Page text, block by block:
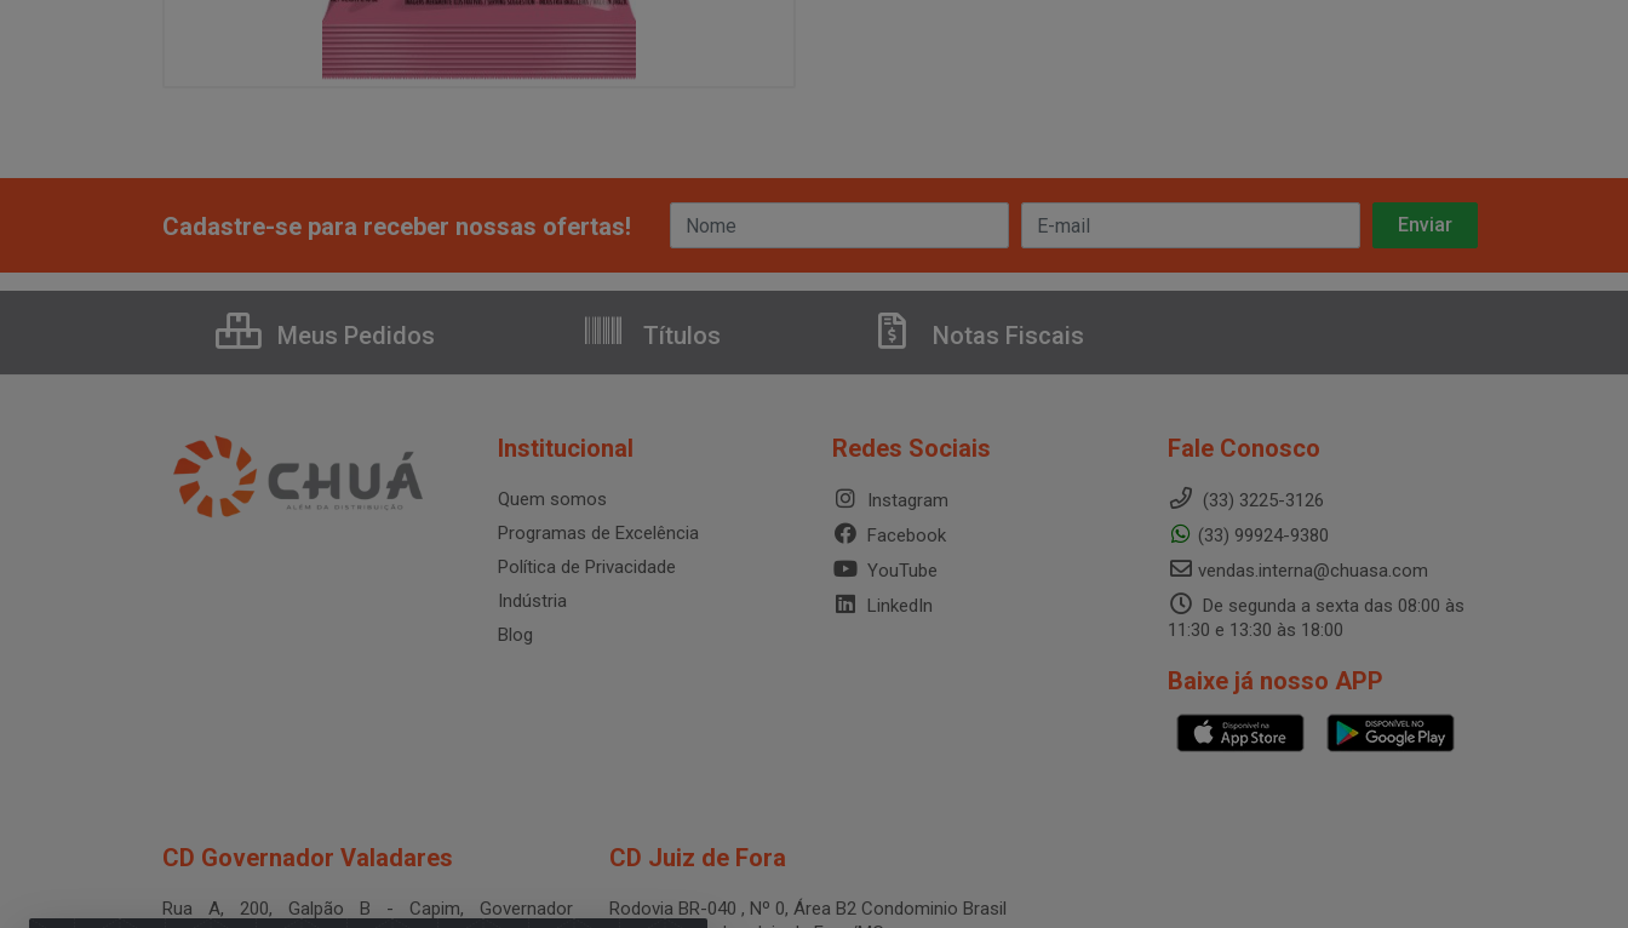
Cadastre-se para receber nossas ofertas!
Meus Pedidos Títulos Notas Fiscais
Institucional
Quem somos
Programas de Excelência
Política de Privacidade
Indústria
Blog
Redes Sociais
Instagram
Facebook
YouTube
LinkedIn
Fale Conosco
(33) 3225-3126
(33) 99924-9380
vendas.interna@chuasa.com
De segunda a sexta das 08:00 às
11:30 e 13:30 às 18:00
Baixe já nosso APP
CD Governador Valadares
Rua A, 200, Galpão B - Capim, Governador
CD Juiz de Fora
Rodovia BR-040 , Nº 0, Área B2 Condominio Brasil